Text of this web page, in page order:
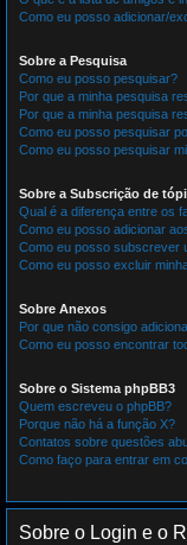
Como eu posso adicionar/
Sobre a Pesquisa
Como eu posso pesquisar?
Por que a minha pesquisa
Por que a minha pesquisa
Como eu posso pesquisar
Como eu posso pesquisar
Sobre a Subscrição de
Qual é a diferença entre os
Como eu posso adicionar
Como eu posso subscrever
Como eu posso excluir
Sobre Anexos
Por que não consigo
Como eu posso encontrar
Sobre o Sistema phpBB3
Quem escreveu o phpBB?
Porque não há a função X?
Contatos sobre questões
Como faço para entrar em
Sobre o Login e o